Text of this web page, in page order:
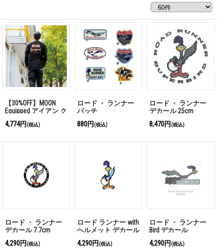
【30%OFF】MOON
Equipped アイアン ク
スリーブ Tシャツ
4,774円 (税込)
ロード ・ ランナー
パッチ
880円 (税込)
ロード ・ ランナー
デカール 25cm
8,470円 (税込)
ロード ・ ランナー
デカール 7.7cm
4,290円 (税込)
ロード ランナー with
ヘルメット デカール
4,290円 (税込)
ロード ・ ランナー
Bird デカール
4,290円 (税込)